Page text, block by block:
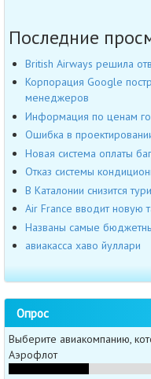
Последние
British Airways решила
Корпорация Google
менеджеров
Информация по ценам
Ошибка в
Новая система оплаты
Отказ системы
В Каталонии снизится
Air France вводит новую
Названы самые
авиакасса хаво йуллари
Опрос
Выберите авиакомпанию,
Аэрофлот